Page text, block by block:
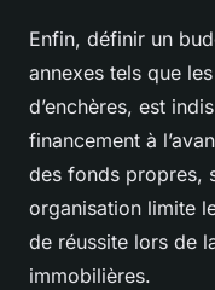
Enfin, définir un
annexes tels que
d’enchères, est
financement à
des fonds propres,
organisation limite
de réussite lors de
immobilières.